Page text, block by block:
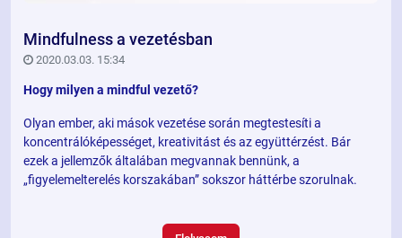
Mindfulness a vezetésban
2020.03.03. 15:34
Hogy milyen a mindful vezető?
Olyan ember, aki mások vezetése során megtestesíti a
koncentrálóképességet, kreativitást és az együttérzést. Bár
ezek a jellemzők általában megvannak bennünk, a
„figyelemelterelés korszakában” sokszor háttérbe szorulnak.